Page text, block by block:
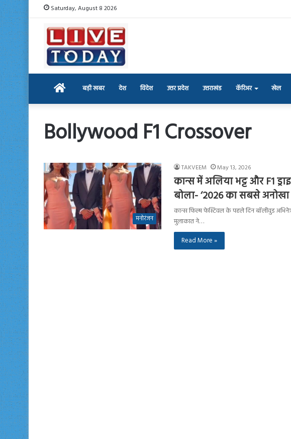
Saturday, August 8 2026
Home बड़ी खबर देश विदेश उत्तर प्रदेश उत्तराखंड कॅरिअर खेल
Bollywood F1 Crossover
मनोरंजन
TAKVEEM May 13, 2026
कान्स में अलिया भट्ट और F1
बोला- ‘2026 का सबसे अनोखा
कान्स फिल्म फेस्टिवल के पहले दिन बॉलीवुड
मुलाकात ने…
Read More »